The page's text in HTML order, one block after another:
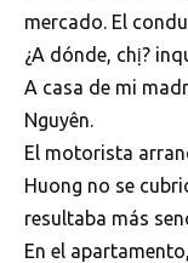
mercado. El
¿A dónde, chị?
A casa de mi
Nguyên.
El motorista
Huong no se
resultaba más
En el